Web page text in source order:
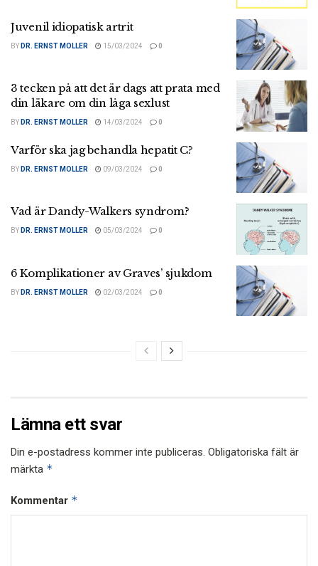
Juvenil idiopatisk artrit
BY DR. ERNST MOLLER 15/03/2024 0
3 tecken på att det är dags att prata med
din läkare om din låga sexlust
BY DR. ERNST MOLLER 14/03/2024 0
Varför ska jag behandla hepatit C?
BY DR. ERNST MOLLER 09/03/2024 0
Vad är Dandy-Walkers syndrom?
BY DR. ERNST MOLLER 05/03/2024 0
6 Komplikationer av Graves’ sjukdom
BY DR. ERNST MOLLER 02/03/2024 0
Lämna ett svar
Din e-postadress kommer inte publiceras. Obligatoriska fält är
märkta *
Kommentar *